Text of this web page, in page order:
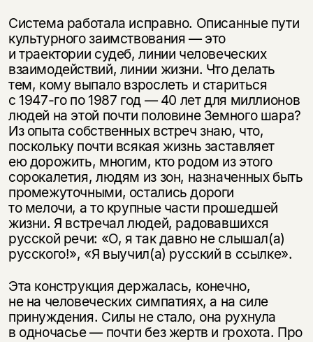
Система работала исправно. Описанные пути
культурного заимствования — это
и траектории судеб, линии человеческих
взаимодействий, линии жизни. Что делать
тем, кому выпало взрослеть и стариться
с1947-гопо 1987 год — 40 лет для миллионов
людей на этой почти половине Земного шара?
Из опыта собственных встреч знаю, что,
поскольку почти всякая жизнь заставляет
ею дорожить, многим, кто родом из этого
сорокалетия, людям из зон, назначенных быть
промежуточными, остались дороги
то мелочи, а то крупные части прошедшей
жизни. Я встречал людей, радовавшихся
русской речи: «О, я так давно не слышал(а)
русского!», «Я выучил(а) русский в ссылке».
Эта конструкция держалась, конечно,
не на человеческих симпатиях, а на силе
принуждения. Силы не стало, она рухнула
в одночасье — почти без жертв и грохота. Про
Подписка на рассылку
Раз в неделю мы отправляем рассылку
о книгах и событиях «НЛО».
За подписку дарим промокод на
скидку 15%
Я соглашаюсь с Политикой конфиденциальности
Этой книги временно
нет в продаже.
Вы можете подписаться на
уведомления, и при поступлении книги
на склад получить письмо на указанный
электронный адрес.
Я соглашаюсь с Политикой конфиденциальности
подписаться
Эта книга
не предназначена для
несовершеннолетних
Скажите, пожалуйста,
вам уже исполнилось 18 лет?
нет, вернуться назад